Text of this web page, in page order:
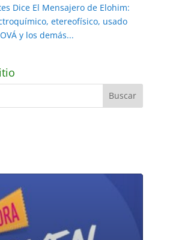
Dice El Mensajero de Elohim:
etereofísico, usado
y los demás...